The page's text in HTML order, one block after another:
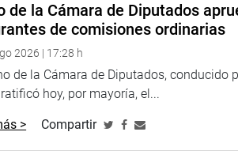
de la Cámara de Diputados
de comisiones ordinarias
2026 | 17:28 h
de la Cámara de Diputados, conducido
hoy, por mayoría, el...
> Compartir